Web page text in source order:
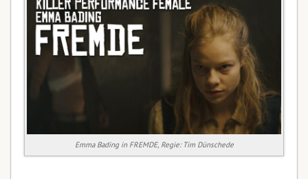
Emma Bading in FREMDE, Regie: Tim Dünschede